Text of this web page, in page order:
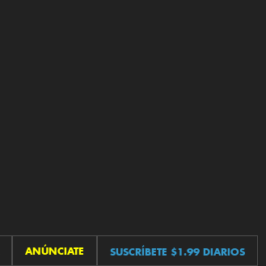
ANÚNCIATE SUSCRÍBETE $1.99 DIARIOS